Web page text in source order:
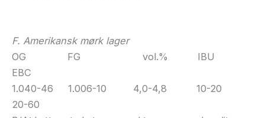
F. Amerikansk mørk lager
OG FG vol.% IBU
EBC
1.040-46 1.006-10 4,0-4,8 10-20
20-60